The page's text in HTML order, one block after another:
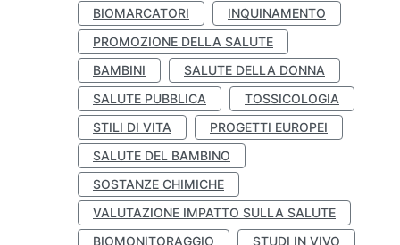
BIOMARCATORI
INQUINAMENTO
PROMOZIONE DELLA SALUTE
BAMBINI
SALUTE DELLA DONNA
SALUTE PUBBLICA
TOSSICOLOGIA
STILI DI VITA
PROGETTI EUROPEI
SALUTE DEL BAMBINO
SOSTANZE CHIMICHE
VALUTAZIONE IMPATTO SULLA SALUTE
BIOMONITORAGGIO
STUDI IN VIVO